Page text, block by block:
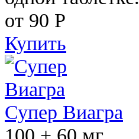
от 90 Р
Купить
Супер Виагра